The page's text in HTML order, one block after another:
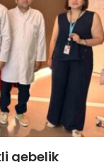
gebelik